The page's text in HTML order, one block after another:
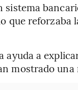
sistema
que reforzaba
ayuda a
mostrado